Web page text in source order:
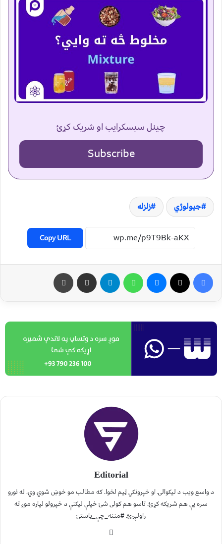
چینل سبسکرایب او شریک کړئ
Subscribe
جیولوژي زلزله
Copy URL
Editorial
د واسع ویب د لیکوالۍ او خپرونکي ټیم لخوا. که مطالب مو خوښ شوي وي، له نورو
سره یې هم شریکه کړئ. تاسو هم کولی شئ خپلې لیکنې د خپرولو لپاره موږ ته
راولېږئ. #مننه_چې_یاستئ